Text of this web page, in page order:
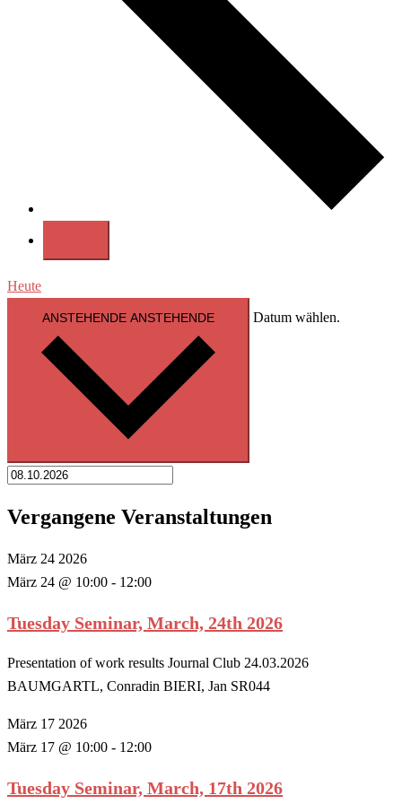
Heute
ANSTEHENDE ANSTEHENDE Datum wählen.
Vergangene Veranstaltungen
März 24 2026
März 24 @ 10:00 - 12:00
Tuesday Seminar, March, 24th 2026
Presentation of work results Journal Club 24.03.2026
BAUMGARTL, Conradin BIERI, Jan SR044
März 17 2026
März 17 @ 10:00 - 12:00
Tuesday Seminar, March, 17th 2026